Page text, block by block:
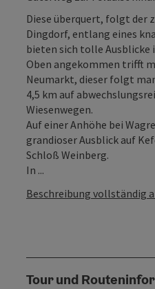
Diese überquert, folgt der
Dingdorf, entlang eines
bieten sich tolle Ausblicke
Oben angekommen trifft
Neumarkt, dieser folgt
4,5 km auf
Wiesenwegen.
Auf einer Anhöhe bei
grandioser Ausblick auf
Schloß Weinberg.
In ...
Beschreibung vollständig
Tour und